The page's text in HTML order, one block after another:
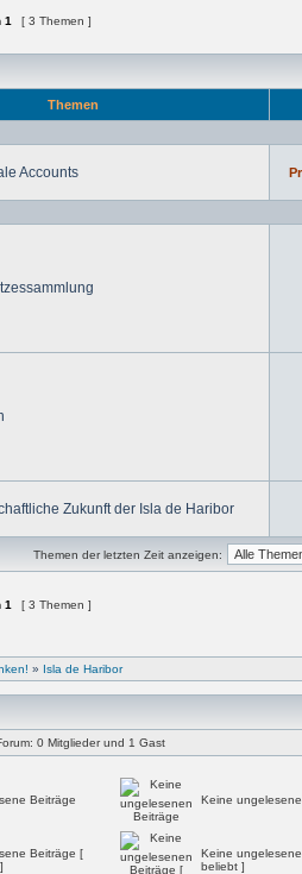
1 [ 3 Themen ]
Themen
Accounts
Zukunft der Isla de Haribor
Themen der letzten Zeit anzeigen:
1 [ 3 Themen ]
» Isla de Haribor
0 Mitglieder und 1 Gast
Beiträge Keine
Beiträge [
Keine
beliebt ]